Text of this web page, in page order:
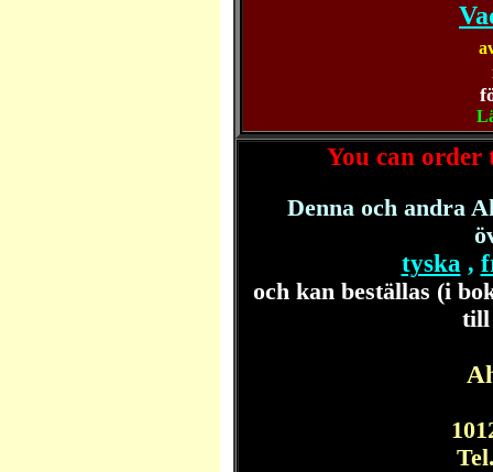
You can
Denna och andra
tyska ,
och kan beställas (i
till